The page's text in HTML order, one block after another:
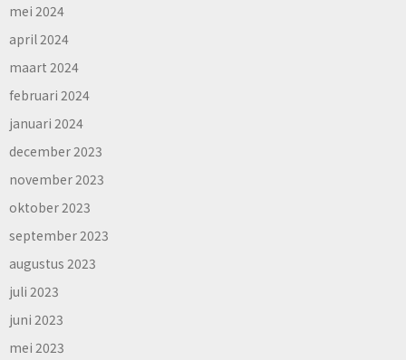
mei 2024
april 2024
maart 2024
februari 2024
januari 2024
december 2023
november 2023
oktober 2023
september 2023
augustus 2023
juli 2023
juni 2023
mei 2023